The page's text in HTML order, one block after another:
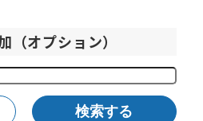
（オプション）
検索する